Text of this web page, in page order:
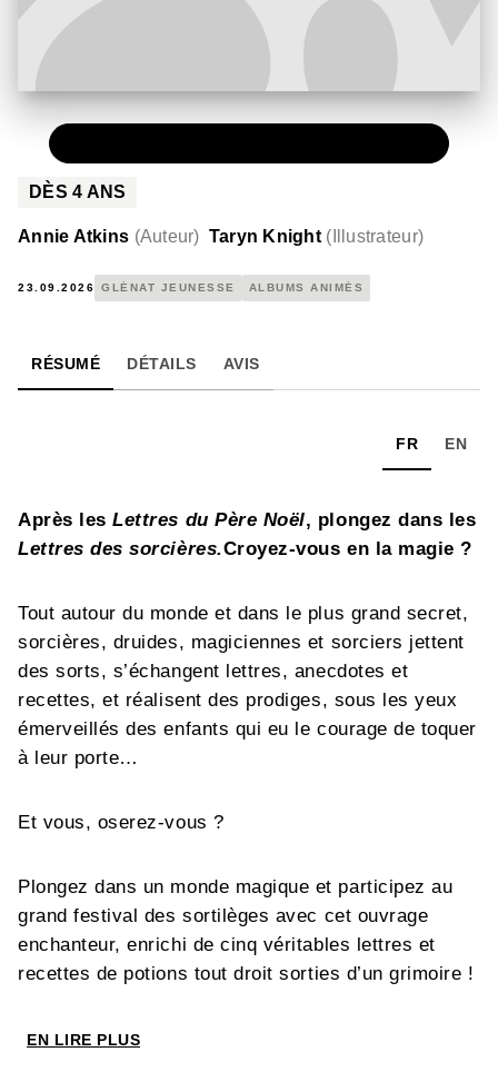
DÈS4 ANS
Annie Atkins (Auteur) Taryn Knight ( Illustrateur)
23.09.2026 GLÉNAT JEUNESSE ALBUMS ANIMÉS
RÉSUMÉ DÉTAILS AVIS
FR EN
Après lesLettres du Père Noël, plongez dans les
Lettres des sorcières.Croyez-vous en la magie ?
Tout autour du monde et dans le plus grand secret,
sorcières, druides, magiciennes et sorciers jettent
des sorts, s’échangent lettres, anecdotes et
recettes, et réalisent des prodiges, sous les yeux
émerveillés des enfants qui eu le courage de toquer
à leur porte…
Et vous, oserez-vous ?
Plongez dans un monde magique et participez au
grand festival des sortilèges avec cet ouvrage
enchanteur, enrichi de cinq véritables lettres et
recettes de potions tout droit sorties d’un grimoire !
EN LIRE PLUS